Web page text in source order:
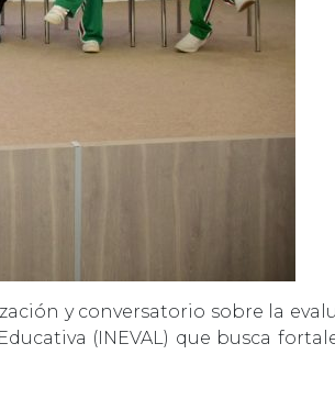
y conversatorio sobre la
(INEVAL) que busca